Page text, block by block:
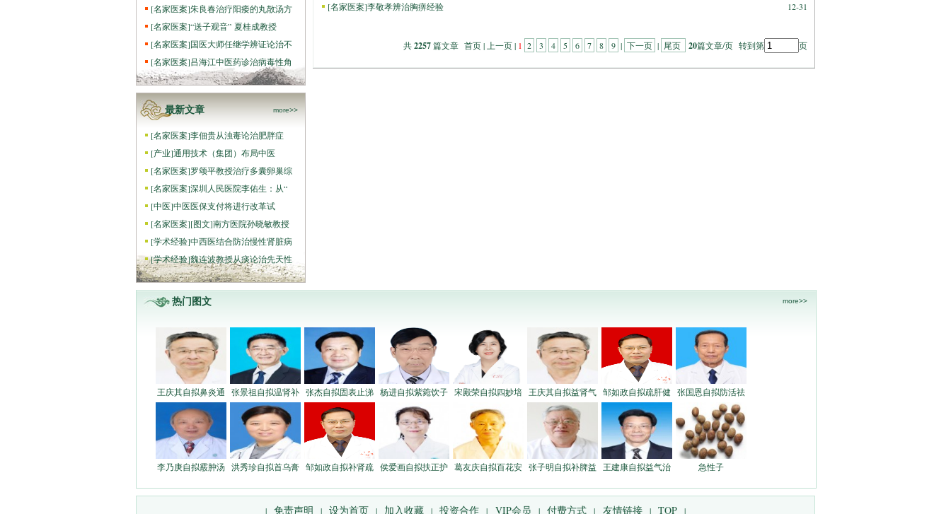
[名家医案]朱良春治疗阳痿的丸散汤方
[名家医案]“送子观音” 夏桂成教授
[名家医案]国医大师任继学辨证论治不
[名家医案]吕海江中医药诊治病毒性角
最新文章 more>>
[名家医案]李佃贵从浊毒论治肥胖症
[产业]通用技术（集团）布局中医
[名家医案]罗颂平教授治疗多囊卵巢综
[名家医案]深圳人民医院李佑生：从“
[中医]中医医保支付将进行改革试
[名家医案][图文]南方医院孙晓敏教授
[学术经验]中西医结合防治慢性肾脏病
[学术经验]魏连波教授从痰论治先天性
[名家医案]李敬孝辨治胸痹经验 12-31
共2257篇文章 首页 | 上一页 | 1 2 3 4 5 6 7 8 9 | 下一页 | 尾页 20篇文章/页 转到第 页
热门图文 more>>
王庆其自拟鼻炎通 张景祖自拟温肾补 张杰自拟固表止涕 杨进自拟紫菀饮子 宋殿荣自拟四妙培 王庆其自拟益肾气 邹如政自拟疏肝健 张国恩自拟防活祛
李乃庚自拟霰肿汤 洪秀珍自拟首乌膏 邹如政自拟补肾疏 侯爱画自拟扶正护 葛友庆自拟百花安 张子明自拟补脾益 王建康自拟益气治 急性子
| 免责声明 | 设为首页 | 加入收藏 | 投资合作 | VIP会员 | 付费方式 | 友情链接 | TOP |